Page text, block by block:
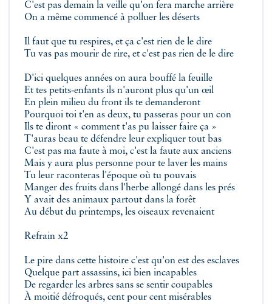
C'est pas demain la veille qu'on fera marche arrière
On a même commencé à polluer les déserts
Il faut que tu respires, et ça c'est rien de le dire
Tu vas pas mourir de rire, et c'est pas rien de le dire
D'ici quelques années on aura bouffé la feuille
Et tes petits‑enfants ils n'auront plus qu'un œil
En plein milieu du front ils te demanderont
Pourquoi toi t'en as deux, tu passeras pour un con
Ils te diront « comment t'as pu laisser faire ça »
T'auras beau te défendre leur expliquer tout bas
C'est pas ma faute à moi, c'est la faute aux anciens
Mais y aura plus personne pour te laver les mains
Tu leur raconteras l'époque où tu pouvais
Manger des fruits dans l'herbe allongé dans les prés
Y avait des animaux partout dans la forêt
Au début du printemps, les oiseaux revenaient
Refrain x2
Le pire dans cette histoire c'est qu'on est des esclaves
Quelque part assassins, ici bien incapables
De regarder les arbres sans se sentir coupables
À moitié défroqués, cent pour cent misérables